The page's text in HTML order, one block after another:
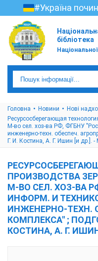
#Україна
бібліотека
Головна Новини Нові
Ресурсосберегающая
М-во сел. хоз-ва РФ, ФГБНУ
инженерно-техн. обеспеч.
Г. И. Костина, А. Г. Ишин [и др.]. -
ПРОИЗВОДСТВА
М-ВО СЕЛ. ХОЗ-ВА
ИНФОРМ. И
ИНЖЕНЕРНО-ТЕХН.
КОМПЛЕКСА" ;
КОСТИНА, А. Г.